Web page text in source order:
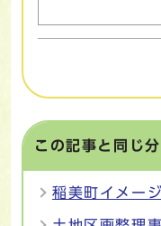
この記事と同じ
稲美町イメー